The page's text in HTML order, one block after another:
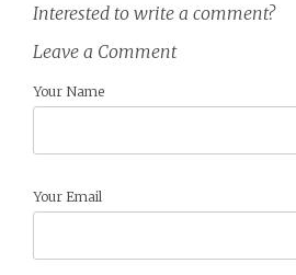
Interested to write a comment?
Leave a Comment
Your Name
Your Email